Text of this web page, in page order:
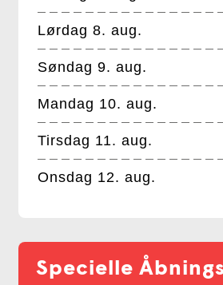
Lørdag 8. aug.
Søndag 9. aug.
Mandag 10. aug.
Tirsdag 11. aug.
Onsdag 12. aug.
Specielle